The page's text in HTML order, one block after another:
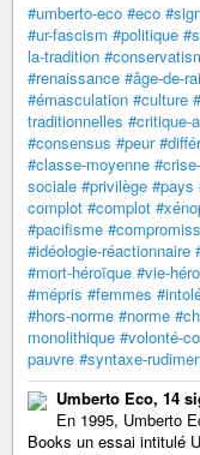
#umberto-eco #eco
#ur-fascism #politique
la-tradition
#renaissance #âge-de-
#émasculation #culture
traditionnelles #critique-
#consensus #peur
#classe-moyenne
sociale #privilège #pays
complot #complot
#pacifisme
#idéologie-réactionnaire
#mort-héroïque #vie-
#mépris #femmes
#hors-norme #norme
monolithique #volonté-
pauvre #syntaxe-
Umberto Eco, 14
En 1995, Umberto
Books un essai intitulé